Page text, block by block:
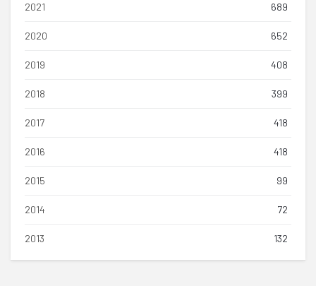
2021 689
2020 652
2019 408
2018 399
2017 418
2016 418
2015 99
2014 72
2013 132